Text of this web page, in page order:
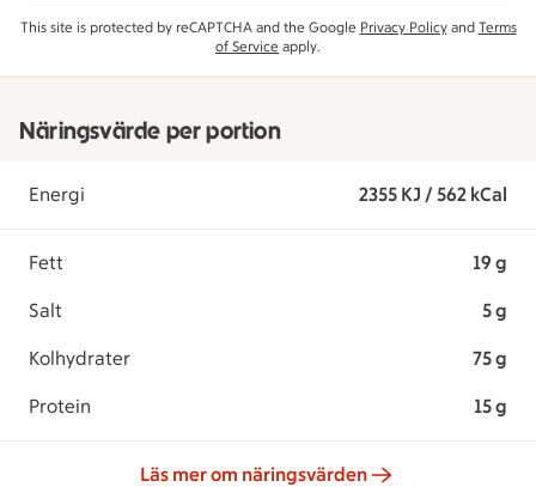
This site is protected by reCAPTCHA and the Google Privacy Policyand Terms
of Service apply.
Näringsvärde per portion
Energi 2355 KJ / 562 kCal
Fett 19 g
Salt 5 g
Kolhydrater 75 g
Protein 15 g
Läs mer om näringsvärden